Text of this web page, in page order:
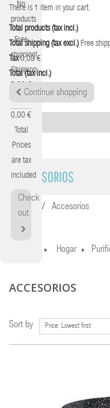
No
products
Free
shipping!
Shipping
0,00 €
0,00 €
Total
Prices
are tax
included
Check
out
There is 1 item in your cart.
Total products (tax incl.)
Total shipping (tax excl.) Free
Tax 0,00 €
Total (tax incl.)
Continue shopping
Category
ACCESORIOS
Home Accesorios
Hogar
ACCESORIOS
Sort by Price: Lowest first